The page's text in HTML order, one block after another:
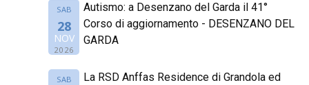
SAB
28
NOV
2026
Autismo: a Desenzano del Garda il 41°
Corso di aggiornamento - DESENZANO DEL
GARDA
SAB
La RSD Anffas Residence di Grandola ed